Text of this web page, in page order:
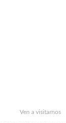
Ven a visitarnos